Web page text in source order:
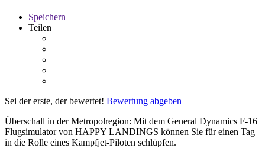
Speichern
Teilen
Sei der erste, der bewertet! Bewertung abgeben
Überschall in der Metropolregion: Mit dem General Dynamics F-16
Flugsimulator von HAPPY LANDINGS können Sie für einen Tag
in die Rolle eines Kampfjet-Piloten schlüpfen.